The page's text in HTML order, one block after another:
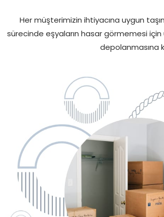
Her müşterimizin ihtiyacına uygun
sürecinde eşyaların hasar görmemesi için
depolanmasına